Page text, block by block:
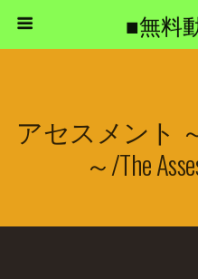
■無料
アセスメント
～/The